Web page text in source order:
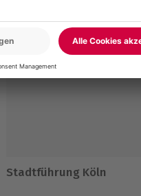
Stadtführung Köln